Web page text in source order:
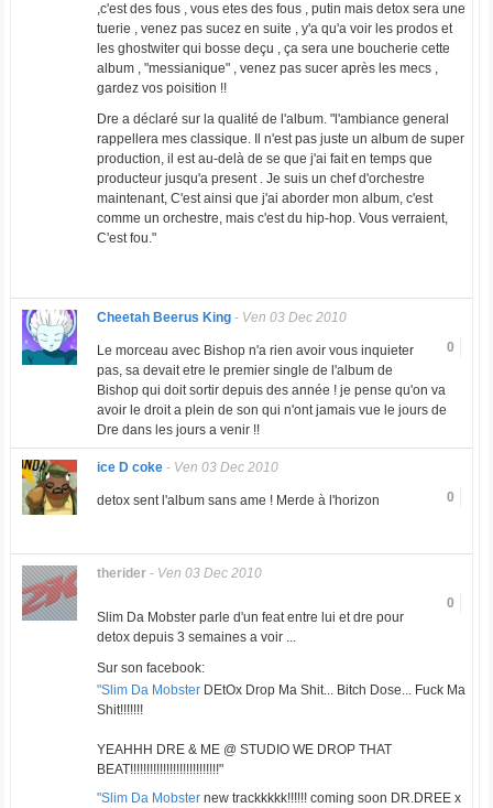
,c'est des fous , vous etes des fous , putin mais detox sera une
tuerie , venez pas sucez en suite , y'a qu'a voir les prodos et
les ghostwiter qui bosse deçu , ça sera une boucherie cette
album , "messianique" , venez pas sucer après les mecs ,
gardez vos poisition !!
Dre a déclaré sur la qualité de l'album. "l'ambiance general
rappellera mes classique. Il n'est pas juste un album de super
production, il est au-delà de se que j'ai fait en temps que
producteur jusqu'a present . Je suis un chef d'orchestre
maintenant, C'est ainsi que j'ai aborder mon album, c'est
comme un orchestre, mais c'est du hip-hop. Vous verraient,
C'est fou."
Cheetah Beerus King- Ven 03 Dec 2010
0
Le morceau avec Bishop n'a rien avoir vous inquieter
pas, sa devait etre le premier single de l'album de
Bishop qui doit sortir depuis des année ! je pense qu'on va
avoir le droit a plein de son qui n'ont jamais vue le jours de
Dre dans les jours a venir !!
ice D coke- Ven 03 Dec 2010
0
detox sent l'album sans ame ! Merde à l'horizon
therider- Ven 03 Dec 2010
0
Slim Da Mobster parle d'un feat entre lui et dre pour
detox depuis 3 semaines a voir ...
Sur son facebook:
"Slim Da Mobster DEtOx Drop Ma Shit... Bitch Dose... Fuck Ma
Shit!!!!!!!
YEAHHH DRE & ME @ STUDIO WE DROP THAT
BEAT!!!!!!!!!!!!!!!!!!!!!!!!!!!"
"Slim Da Mobster new trackkkkk!!!!!! coming soon DR.DREE x